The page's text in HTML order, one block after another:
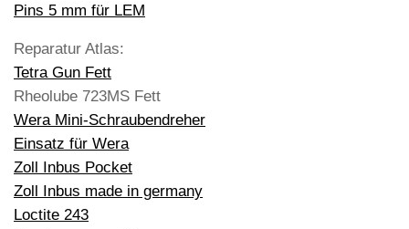
Pins 5 mm für LEM
Reparatur Atlas:
Tetra Gun Fett
Rheolube 723MS Fett
Wera Mini-Schraubendreher
Einsatz für Wera
Zoll Inbus Pocket
Zoll Inbus made in germany
Loctite 243